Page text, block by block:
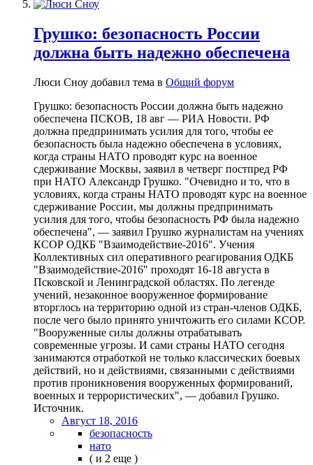
Грушко: безопасность России
должна быть надежно обеспечена
Люси Сноу добавил тема в Общий форум
Грушко: безопасность России должна быть надежно
обеспечена ПСКОВ, 18 авг — РИА Новости. РФ
должна предпринимать усилия для того, чтобы ее
безопасность была надежно обеспечена в условиях,
когда страны НАТО проводят курс на военное
сдерживание Москвы, заявил в четверг постпред РФ
при НАТО Александр Грушко. "Очевидно и то, что в
условиях, когда страны НАТО проводят курс на военное
сдерживание России, мы должны предпринимать
усилия для того, чтобы безопасность РФ была надежно
обеспечена", — заявил Грушко журналистам на учениях
КСОР ОДКБ "Взаимодействие-2016". Учения
Коллективных сил оперативного реагирования ОДКБ
"Взаимодействие-2016" проходят 16-18 августа в
Псковской и Ленинградской областях. По легенде
учений, незаконное вооруженное формирование
вторглось на территорию одной из стран-членов ОДКБ,
после чего было принято уничтожить его силами КСОР.
"Вооруженные силы должны отрабатывать
современные угрозы. И сами страны НАТО сегодня
занимаются отработкой не только классических боевых
действий, но и действиями, связанными с действиями
против проникновения вооруженных формирований,
военных и террористических", — добавил Грушко.
Источник.
Август 18, 2016
безопасность
нато
( и 2 еще )